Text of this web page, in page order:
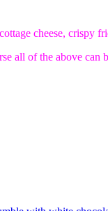
cheese, crispy
all of the above can